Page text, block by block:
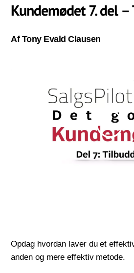
Kundemødet 7. del
Af Tony Evald Clausen
Opdag hvordan laver du et
anden og mere effektiv metode.